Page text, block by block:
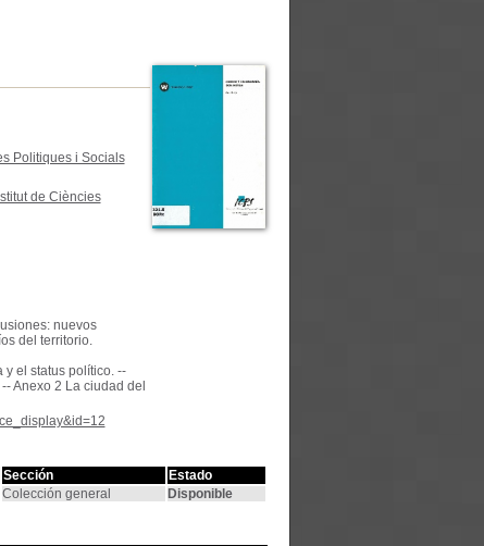
Politiques i Socials
de Ciències
nuevos
del territorio.
el status político. --
Anexo 2 La ciudad del
Sección
Estado
Colección general Disponible